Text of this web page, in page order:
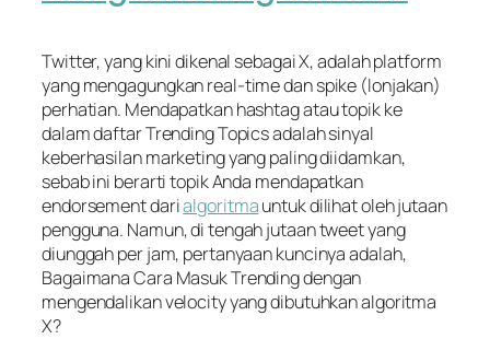
Twitter, yang kini dikenal sebagai X, adalah platform
yang mengagungkan real-time dan spike (lonjakan)
perhatian. Mendapatkan hashtag atau topik ke
dalam daftar Trending Topics adalah sinyal
keberhasilan marketing yang paling diidamkan,
sebab ini berarti topik Anda mendapatkan
endorsement darialgoritmauntuk dilihat oleh jutaan
pengguna. Namun, di tengah jutaan tweet yang
diunggah per jam, pertanyaan kuncinya adalah,
Bagaimana Cara Masuk Trending dengan
mengendalikan velocity yang dibutuhkan algoritma
X?